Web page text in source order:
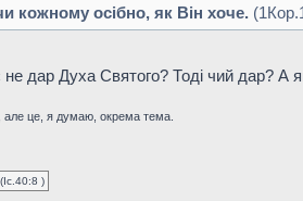
кожному осібно, як Він хоче.
дар Духа Святого? Тоді чий дар? А
це, я думаю, окрема тема.
(Іс.40:8 )